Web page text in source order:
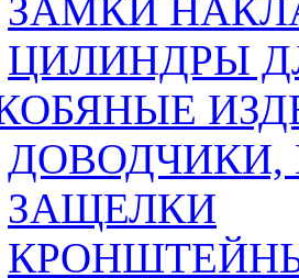
ЗАМКИ
ЦИЛИНДРЫ
ЗАЩЕЛКИ